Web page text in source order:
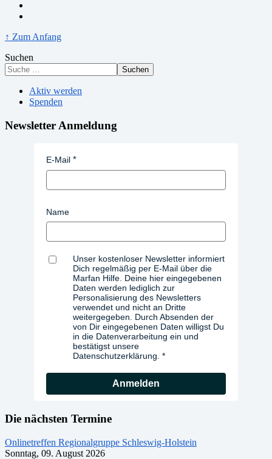
↑ Zum Anfang
Suchen
Suchen
Aktiv werden
Spenden
Newsletter Anmeldung
E-Mail
Name
Unser kostenloser Newsletter informiert
Dich regelmäßig per E-Mail über die
Marfan Hilfe. Deine hier eingegebenen
Daten werden lediglich zur
Personalisierung des Newsletters
verwendet und nicht an Dritte
weitergegeben. Durch Absenden der
von Dir eingegebenen Daten willigst Du
in die Datenverarbeitung ein und
bestätigst unsere
Datenschutzerklärung.
Anmelden
Die nächsten Termine
Onlinetreffen Regionalgruppe Schleswig-Holstein
Sonntag, 09. August 2026